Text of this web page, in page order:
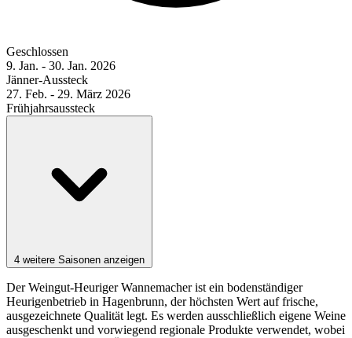
Geschlossen
9. Jan. - 30. Jan. 2026
Jänner-Aussteck
27. Feb. - 29. März 2026
Frühjahrsaussteck
4 weitere Saisonen anzeigen
Der Weingut-Heuriger Wannemacher ist ein bodenständiger
Heurigenbetrieb in Hagenbrunn, der höchsten Wert auf frische,
ausgezeichnete Qualität legt. Es werden ausschließlich eigene Weine
ausgeschenkt und vorwiegend regionale Produkte verwendet, wobei